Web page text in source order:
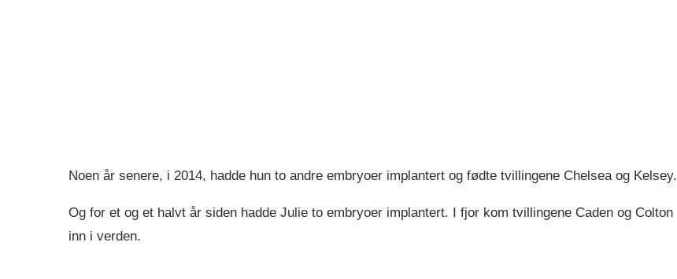
Noen år senere, i 2014, hadde hun to andre embryoer implantert og fødte tvillingene Chelsea og Kelsey.
Og for et og et halvt år siden hadde Julie to embryoer implantert. I fjor kom tvillingene Caden og Colton
inn i verden.